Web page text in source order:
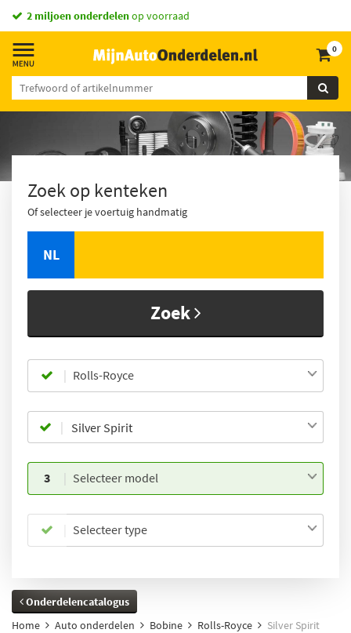
2 miljoen onderdelenop voorraad
0
Zoek op kenteken
Of selecteer je voertuig handmatig
NL
Zoek
Rolls-Royce
3 Selecteer model
Selecteer type
Onderdelencatalogus
Home
Auto onderdelen Bobine Rolls-Royce Silver Spirit